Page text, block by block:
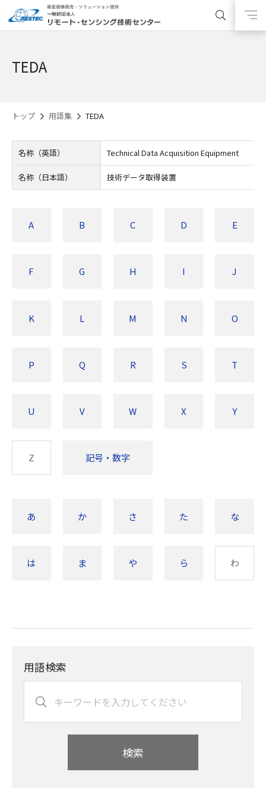
TEDA
トップ 用語集 TEDA
名称（英語） Technical Data Acquisition Equipment
名称（日本語） 技術データ取得装置
A B C D E
F G H I J
K L M N O
P Q R S T
U V W X Y
Z 記号・数字
あ か さ た な
は ま や ら わ
用語検索
検索